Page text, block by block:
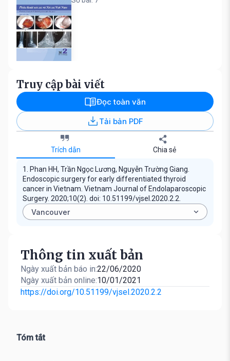
Truy cập bài viết
Đọc toàn văn
Tải bản PDF
Trích dẫn Chia sẻ
1. Phan HH, Trần Ngọc Lương, Nguyễn Trường Giang.
Endoscopic surgery for early differentiated thyroid
cancer in Vietnam. Vietnam Journal of Endolaparoscopic
Surgery. 2020;10(2). doi: 10.51199/vjsel.2020.2.2.
Thông tin xuất bản
Ngày xuất bản báo in:22/06/2020
Ngày xuất bản online:10/01/2021
https://doi.org/10.51199/vjsel.2020.2.2
Tóm tắt